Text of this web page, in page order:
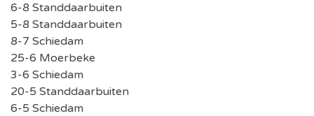
6-8 Standdaarbuiten
5-8 Standdaarbuiten
8-7 Schiedam
25-6 Moerbeke
3-6 Schiedam
20-5 Standdaarbuiten
6-5 Schiedam